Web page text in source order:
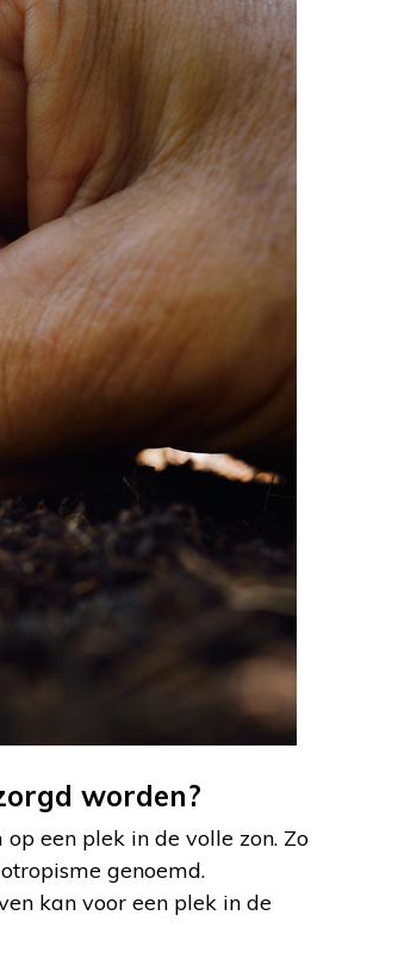
worden?
een plek in de volle zon. Zo
genoemd.
kan voor een plek in de